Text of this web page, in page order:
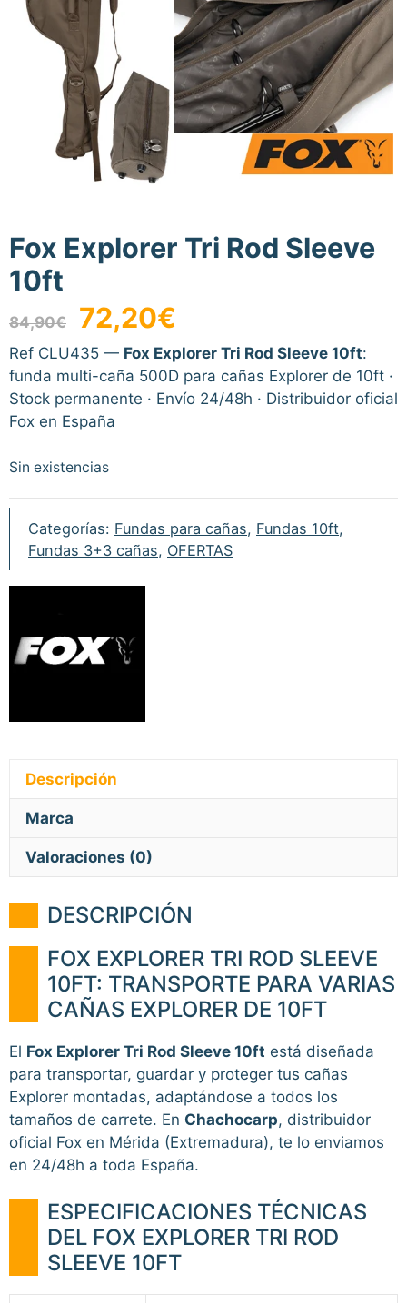
Fox Explorer Tri Rod Sleeve
10ft
84,90€
El
precio
original
era:
84,90€.
72,20€
actual
es:
72,20€.
Ref CLU435 — Fox Explorer Tri Rod Sleeve 10ft:
funda multi-caña 500D para cañas Explorer de 10ft ·
Stock permanente · Envío 24/48h · Distribuidor oficial
Fox en España
Sin existencias
Categorías: Fundas para cañas, Fundas 10ft,
Fundas 3+3 cañas, OFERTAS
Descripción
Marca
Valoraciones (0)
DESCRIPCIÓN
FOX EXPLORER TRI ROD SLEEVE
10FT: TRANSPORTE PARA VARIAS
CAÑAS EXPLORER DE 10FT
El Fox Explorer Tri Rod Sleeve 10ft está diseñada
para transportar, guardar y proteger tus cañas
Explorer montadas, adaptándose a todos los
tamaños de carrete. En Chachocarp, distribuidor
oficial Fox en Mérida (Extremadura), te lo enviamos
en 24/48h a toda España.
ESPECIFICACIONES TÉCNICAS
DEL FOX EXPLORER TRI ROD
SLEEVE 10FT